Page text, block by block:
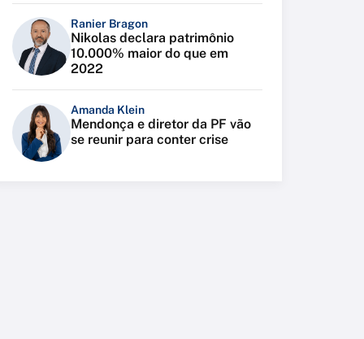
Ranier Bragon
Nikolas declara patrimônio
10.000% maior do que em
2022
Amanda Klein
Mendonça e diretor da PF vão
se reunir para conter crise